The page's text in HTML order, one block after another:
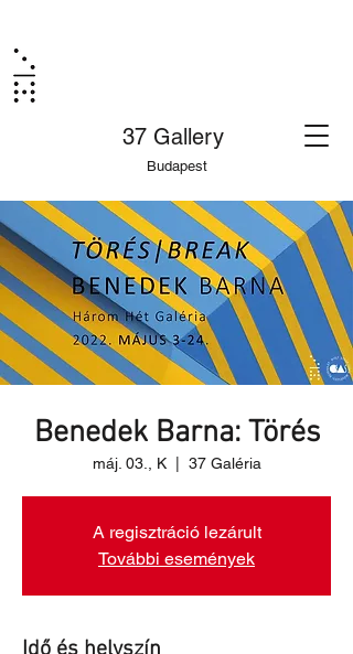
37 Gallery
Budapest
Benedek Barna: Törés
máj. 03., K
  |
37 Galéria
A regisztráció lezárult
További események